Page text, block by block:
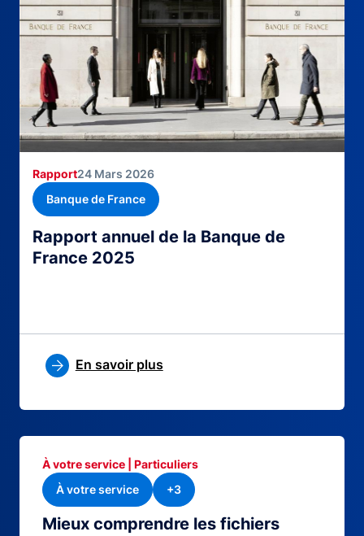
Rapport annuel de la Banque de
France 2025
Rapport24 Mars 2026
Banque de France
En savoir plus
Mieux comprendre les fichiers
À votre service | Particuliers
À votre service
+3